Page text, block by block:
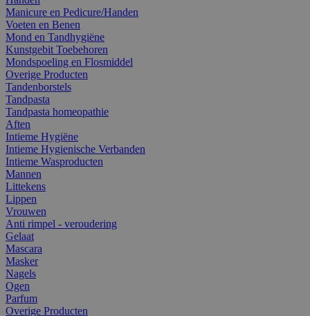
Manicure en Pedicure/Handen
Voeten en Benen
Mond en Tandhygiëne
Kunstgebit Toebehoren
Mondspoeling en Flosmiddel
Overige Producten
Tandenborstels
Tandpasta
Tandpasta homeopathie
Aften
Intieme Hygiëne
Intieme Hygienische Verbanden
Intieme Wasproducten
Mannen
Littekens
Lippen
Vrouwen
Anti rimpel - veroudering
Gelaat
Mascara
Masker
Nagels
Ogen
Parfum
Overige Producten